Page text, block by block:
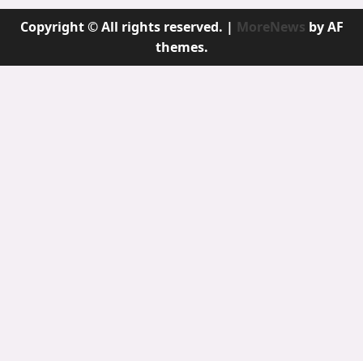
Copyright © All rights reserved. | MoreNews by AF
themes.